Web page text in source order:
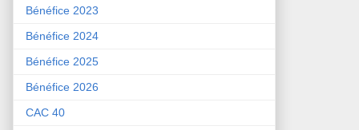
Bénéfice 2023
Bénéfice 2024
Bénéfice 2025
Bénéfice 2026
CAC 40